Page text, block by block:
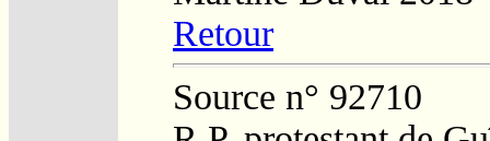
Retour
Source n° 92710